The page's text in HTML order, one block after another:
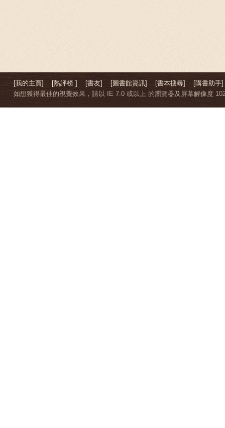
[我的主頁] [熱評榜 ] [書友] [圖書館資訊] [書本搜尋]
[購書助手]
如想獲得最佳的視覺效果，請以 IE 7.0 或以上 的瀏覽器及屏幕解像度